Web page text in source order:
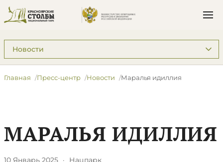
Подразделы: Пресс-центр
Главная Пресс-центр Новости Маралья идиллия
МАРАЛЬЯ ИДИЛЛИЯ
10 Январь 2025 · Нацпарк